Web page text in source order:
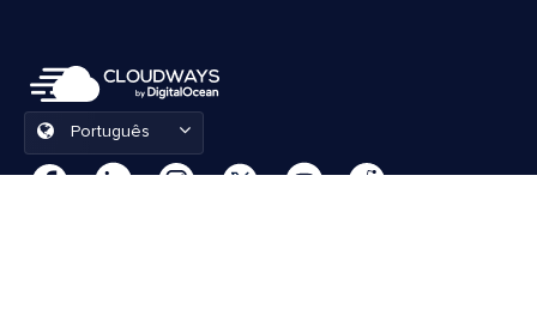
Português